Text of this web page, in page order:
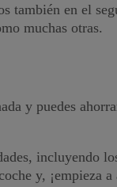
también en el
muchas otras.
y puedes
incluyendo
y, ¡empieza a